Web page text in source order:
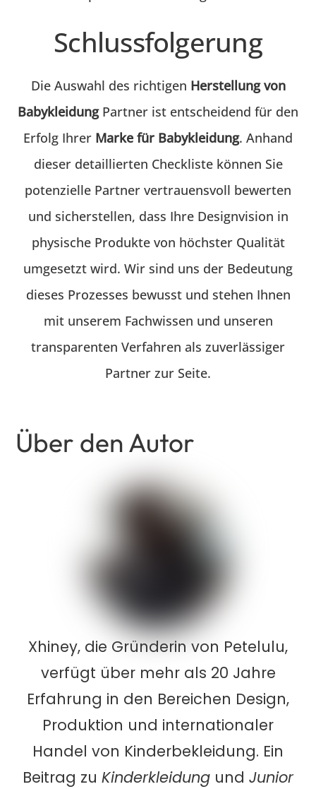
Schlussfolgerung
Die Auswahl des richtigen Herstellung von
BabykleidungPartner ist entscheidend für den
Erfolg Ihrer Marke für Babykleidung. Anhand
dieser detaillierten Checkliste können Sie
potenzielle Partner vertrauensvoll bewerten
und sicherstellen, dass Ihre Designvision in
physische Produkte von höchster Qualität
umgesetzt wird. Wir sind uns der Bedeutung
dieses Prozesses bewusst und stehen Ihnen
mit unserem Fachwissen und unseren
transparenten Verfahren als zuverlässiger
Partner zur Seite.
Über den Autor
Xhiney, die Gründerin von Petelulu,
verfügt über mehr als 20 Jahre
Erfahrung in den Bereichen Design,
Produktion und internationaler
Handel von Kinderbekleidung. Ein
Beitrag zu Kinderkleidung und Junior